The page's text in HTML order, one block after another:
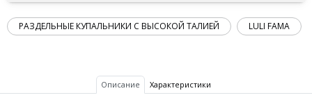
РАЗДЕЛЬНЫЕ КУПАЛЬНИКИ С ВЫСОКОЙ ТАЛИЕЙ LULI FAMA
Описание Характеристики